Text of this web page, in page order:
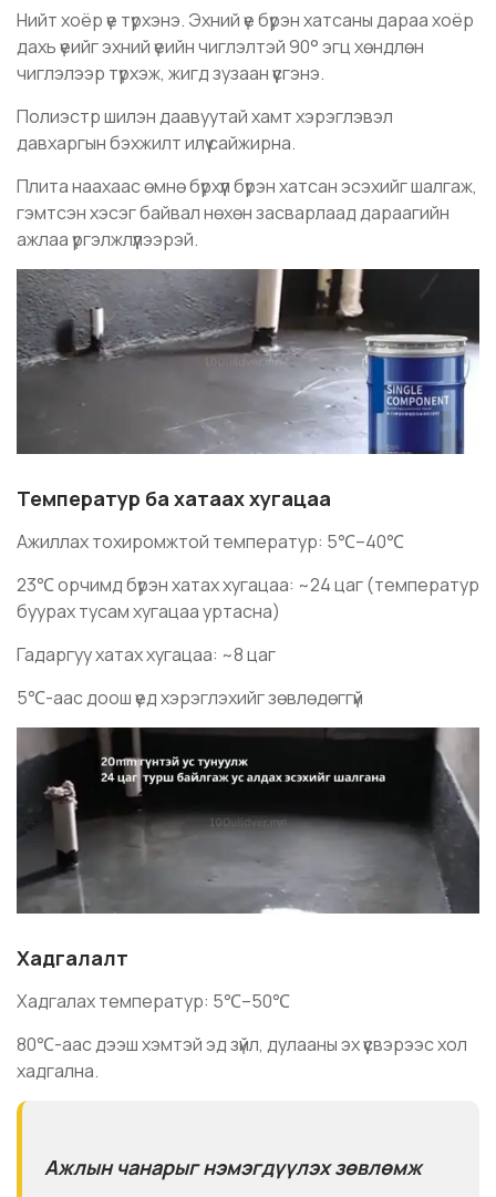
Нийт хоёр үе түрхэнэ. Эхний үе бүрэн хатсаны дараа хоёр
дахь үеийг эхний үеийн чиглэлтэй 90° эгц хөндлөн
чиглэлээр түрхэж, жигд зузаан үүсгэнэ.
Полиэстр шилэн даавуутай хамт хэрэглэвэл
давхаргын бэхжилт илүү сайжирна.
Плита наахаас өмнө бүрхүүл бүрэн хатсан эсэхийг шалгаж,
гэмтсэн хэсэг байвал нөхөн засварлаад дараагийн
ажлаа үргэлжлүүлээрэй.
Температур ба хатаах хугацаа
Ажиллах тохиромжтой температур: 5℃–40℃
23℃ орчимд бүрэн хатах хугацаа: ~24 цаг (температур
буурах тусам хугацаа уртасна)
Гадаргуу хатах хугацаа: ~8 цаг
5℃-аас доош үед хэрэглэхийг зөвлөдөггүй
Хадгалалт
Хадгалах температур: 5℃–50℃
80℃-аас дээш хэмтэй эд зүйл, дулааны эх үүсвэрээс хол
хадгална.
Ажлын чанарыг нэмэгдүүлэх зөвлөмж